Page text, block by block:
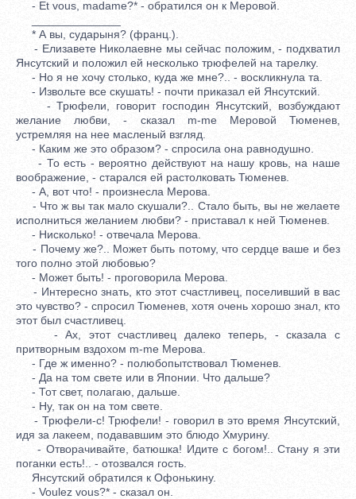
- Et vous, madame?* - обратился он к Меровой.
* А вы, сударыня? (франц.).
- Елизавете Николаевне мы сейчас положим, - подхватил
Янсутский и положил ей несколько трюфелей на тарелку.
- Но я не хочу столько, куда же мне?.. - воскликнула та.
- Извольте все скушать! - почти приказал ей Янсутский.
- Трюфели, говорит господин Янсутский, возбуждают
желание любви, - сказал m-me Меровой Тюменев,
устремляя на нее масленый взгляд.
- Каким же это образом? - спросила она равнодушно.
- То есть - вероятно действуют на нашу кровь, на наше
воображение, - старался ей растолковать Тюменев.
- А, вот что! - произнесла Мерова.
- Что ж вы так мало скушали?.. Стало быть, вы не желаете
исполниться желанием любви? - приставал к ней Тюменев.
- Нисколько! - отвечала Мерова.
- Почему же?.. Может быть потому, что сердце ваше и без
того полно этой любовью?
- Может быть! - проговорила Мерова.
- Интересно знать, кто этот счастливец, поселивший в вас
это чувство? - спросил Тюменев, хотя очень хорошо знал, кто
этот был счастливец.
- Ах, этот счастливец далеко теперь, - сказала с
притворным вздохом m-me Мерова.
- Где ж именно? - полюбопытствовал Тюменев.
- Да на том свете или в Японии. Что дальше?
- Тот свет, полагаю, дальше.
- Ну, так он на том свете.
- Трюфели-c! Трюфели! - говорил в это время Янсутский,
идя за лакеем, подававшим это блюдо Хмурину.
- Отворачивайте, батюшка! Идите с богом!.. Стану я эти
поганки есть!.. - отозвался гость.
Янсутский обратился к Офонькину.
- Voulez vous?* - сказал он.